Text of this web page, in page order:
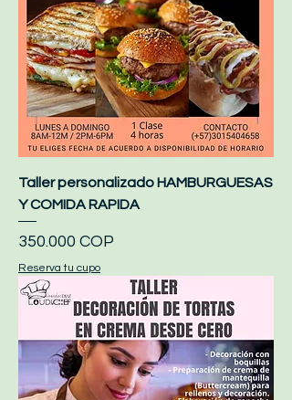
Taller personalizado HAMBURGUESAS
Y COMIDA RAPIDA
Precio
350.000 COP
Reserva tu cupo